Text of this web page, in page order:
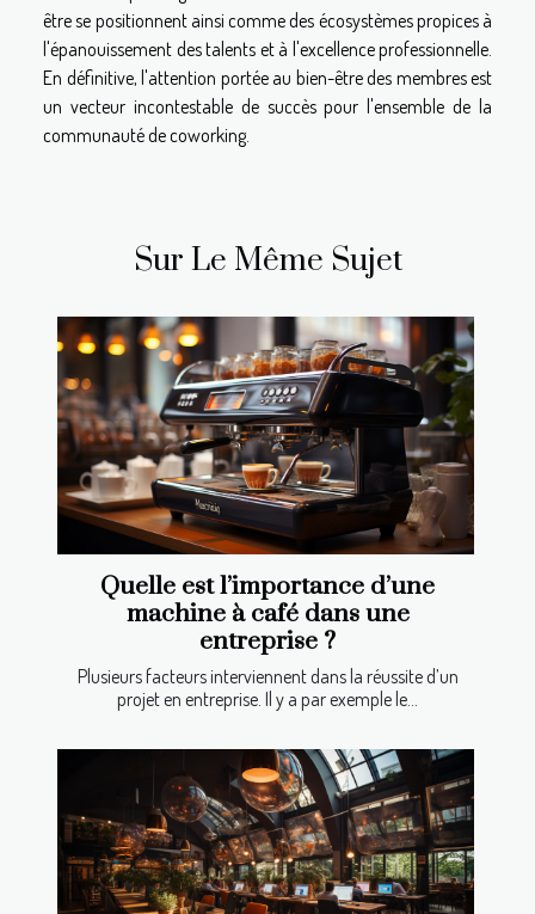
être se positionnent ainsi comme des écosystèmes propices à
l'épanouissement des talents et à l'excellence professionnelle.
En définitive, l'attention portée au bien-être des membres est
un vecteur incontestable de succès pour l'ensemble de la
communauté de coworking.
Sur Le Même Sujet
Quelle est l’importance d’une
machine à café dans une
entreprise ?
Plusieurs facteurs interviennent dans la réussite d’un
projet en entreprise. Il y a par exemple le...